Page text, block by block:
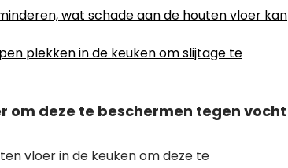
wat schade aan de houten vloer kan
plekken in de keuken om slijtage te
om deze te beschermen tegen vocht
vloer in de keuken om deze te